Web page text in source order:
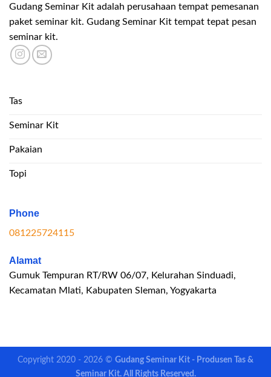
Gudang Seminar Kit adalah perusahaan tempat pemesanan
paket seminar kit. Gudang Seminar Kit tempat tepat pesan
seminar kit.
Tas
Seminar Kit
Pakaian
Topi
Phone
081225724115
Alamat
Gumuk Tempuran RT/RW 06/07, Kelurahan Sinduadi,
Kecamatan Mlati, Kabupaten Sleman, Yogyakarta
Copyright 2020 - 2026 © Gudang Seminar Kit - Produsen Tas &
Seminar Kit. All Rights Reserved.